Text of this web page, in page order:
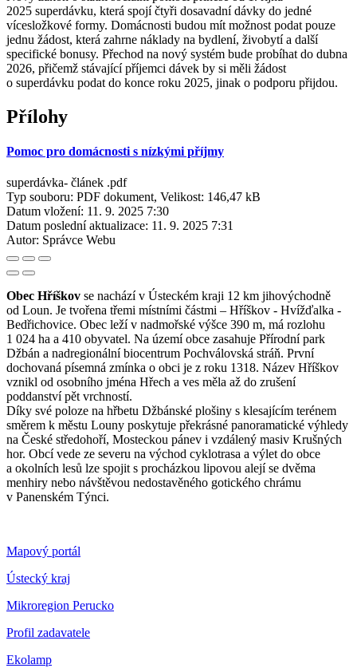
2025 superdávku, která spojí čtyři dosavadní dávky do jedné
vícesložkové formy. Domácnosti budou mít možnost podat pouze
jednu žádost, která zahrne náklady na bydlení, živobytí a další
specifické bonusy. Přechod na nový systém bude probíhat do dubna
2026, přičemž stávající příjemci dávek by si měli žádost
o superdávku podat do konce roku 2025, jinak o podporu přijdou.
Přílohy
Pomoc pro domácnosti s nízkými příjmy
superdávka- článek .pdf
Typ souboru: PDF dokument, Velikost: 146,47 kB
Datum vložení: 11. 9. 2025 7:30
Datum poslední aktualizace: 11. 9. 2025 7:31
Autor: Správce Webu
Obec Hříškov se nachází v Ústeckém kraji 12 km jihovýchodně
od Loun. Je tvořena třemi místními částmi – Hříškov - Hvížďalka -
Bedřichovice. Obec leží v nadmořské výšce 390 m, má rozlohu
1 024 ha a 410 obyvatel. Na území obce zasahuje Přírodní park
Džbán a nadregionální biocentrum Pochválovská stráň. První
dochovaná písemná zmínka o obci je z roku 1318. Název Hříškov
vznikl od osobního jména Hřech a ves měla až do zrušení
poddanství pět vrchností.
Díky své poloze na hřbetu Džbánské plošiny s klesajícím terénem
směrem k městu Louny poskytuje překrásné panoramatické výhledy
na České středohoří, Mosteckou pánev i vzdálený masiv Krušných
hor. Obcí vede ze severu na východ cyklotrasa a výlet do obce
a okolních lesů lze spojit s procházkou lipovou alejí se dvěma
menhiry nebo návštěvou nedostavěného gotického chrámu
v Panenském Týnci.
Mapový portál
Ústecký kraj
Mikroregion Perucko
Profil zadavatele
Ekolamp